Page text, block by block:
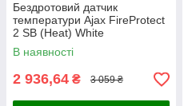
Бездротовий датчик
температури Ajax FireProtect
2 SB (Heat) White
В наявності
2 936,64 ₴ 3 059 ₴